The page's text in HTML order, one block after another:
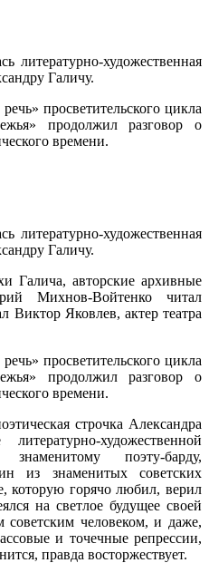
литературно-художественная
Галичу.
просветительского цикла
продолжил разговор о
времени.
литературно-художественная
Галичу.
Галича, авторские архивные
Михнов-Войтенко читал
Виктор Яковлев, актер театра
просветительского цикла
продолжил разговор о
времени.
строчка Александра
художественной
поэту-барду,
из знаменитых советских
которую горячо любил, верил
на светлое будущее своей
человеком, и даже,
и точечные репрессии,
правда восторжествует.